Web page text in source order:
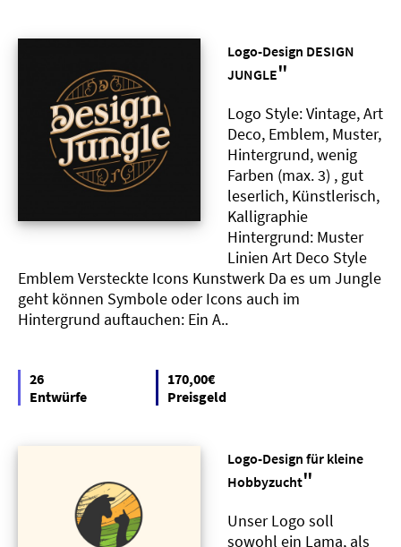
Logo-Design DESIGN
JUNGLE"
Logo Style: Vintage, Art
Deco, Emblem, Muster,
Hintergrund, wenig
Farben (max. 3) , gut
leserlich, Künstlerisch,
Kalligraphie
Hintergrund: Muster
Linien Art Deco Style
Emblem Versteckte Icons Kunstwerk Da es um Jungle
geht können Symbole oder Icons auch im
Hintergrund auftauchen: Ein A..
26
Entwürfe
170,00€
Preisgeld
Logo-Design für kleine
Hobbyzucht"
Unser Logo soll
sowohl ein Lama, als